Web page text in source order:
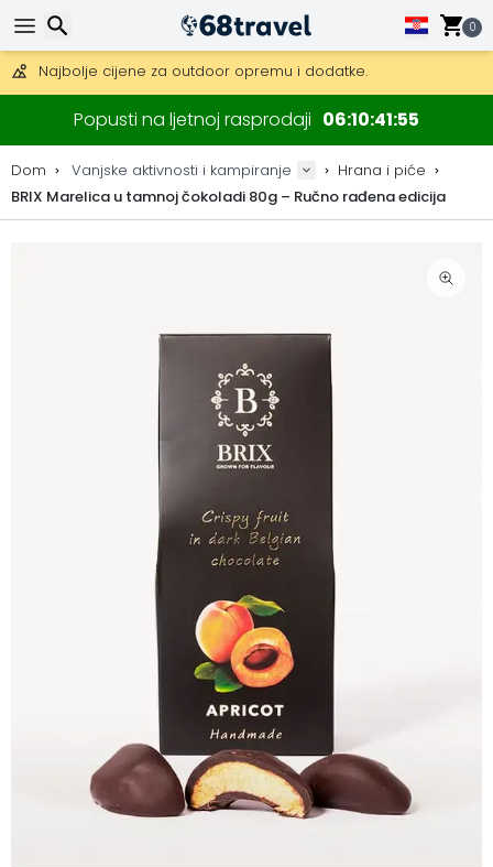
0
Mogućnost slanja DHL Expressom (dostava unutar 24 sata)
30 dana za povrat, 90 dana za drvene karte i dekoracije.
Najbolje cijene za outdoor opremu i dodatke.
Popusti na ljetnoj rasprodaji 06 10 41 55
Dom Vanjske aktivnosti i kampiranje
Hrana i piće
BRIX Marelica u tamnoj čokoladi 80g – Ručno rađena edicija
Traži